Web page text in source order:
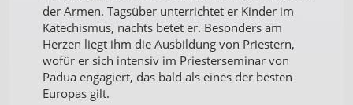
der Armen. Tagsüber unterrichtet er Kinder im
Katechismus, nachts betet er. Besonders am
Herzen liegt ihm die Ausbildung von Priestern,
wofür er sich intensiv im Priesterseminar von
Padua engagiert, das bald als eines der besten
Europas gilt.